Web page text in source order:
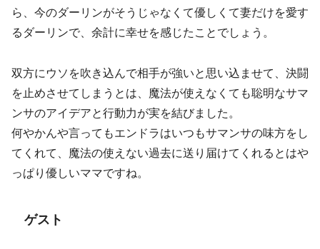
ら、今のダーリンがそうじゃなくて優しくて妻だけを愛す
るダーリンで、余計に幸せを感じたことでしょう。
双方にウソを吹き込んで相手が強いと思い込ませて、決闘
を止めさせてしまうとは、魔法が使えなくても聡明なサマ
ンサのアイデアと行動力が実を結びました。
何やかんや言ってもエンドラはいつもサマンサの味方をし
てくれて、魔法の使えない過去に送り届けてくれるとはや
っぱり優しいママですね。
ゲスト